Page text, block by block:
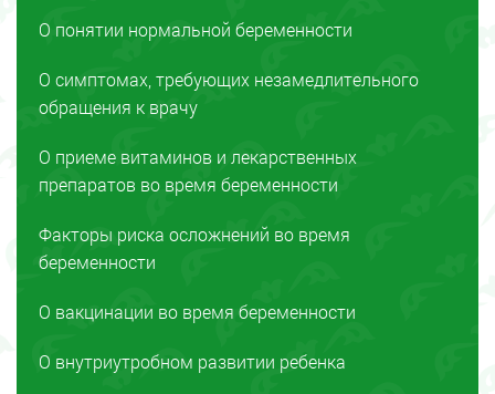
О понятии нормальной беременности
О симптомах, требующих незамедлительного
обращения к врачу
О приеме витаминов и лекарственных
препаратов во время беременности
Факторы риска осложнений во время
беременности
О вакцинации во время беременности
О внутриутробном развитии ребенка